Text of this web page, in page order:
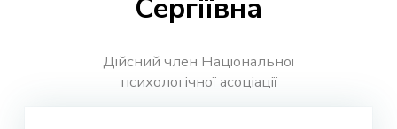
Сергіївна
Дійсний член Національної
психологічної асоціації